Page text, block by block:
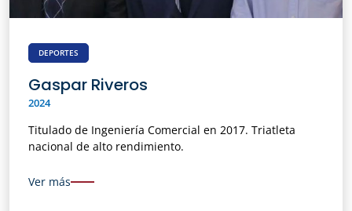
DEPORTES
Gaspar Riveros
2024
Titulado de Ingeniería Comercial en 2017. Triatleta
nacional de alto rendimiento.
Ver más